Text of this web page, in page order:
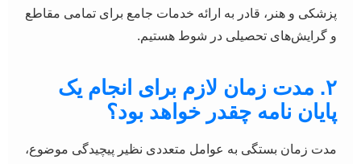
پزشکی و هنر، قادر به ارائه خدمات جامع برای تمامی مقاطع
و گرایش‌های تحصیلی در شوط هستیم.
۲. مدت زمان لازم برای انجام یک
پایان نامه چقدر خواهد بود؟
مدت زمان بستگی به عوامل متعددی نظیر پیچیدگی موضوع،